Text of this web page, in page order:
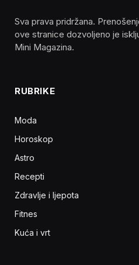
Sva prava pridržana.
ove stranice dozvoljeno je
Mini Magazina.
RUBRIKE
Moda
Horoskop
Astro
Recepti
Zdravlje i ljepota
Fitnes
Kuća i vrt